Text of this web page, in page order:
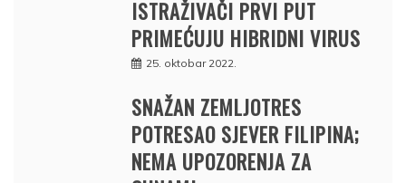
ISTRAŽIVAČI PRVI PUT
PRIMEĆUJU HIBRIDNI VIRUS
25. oktobar 2022.
SNAŽAN ZEMLJOTRES
POTRESAO SJEVER FILIPINA;
NEMA UPOZORENJA ZA